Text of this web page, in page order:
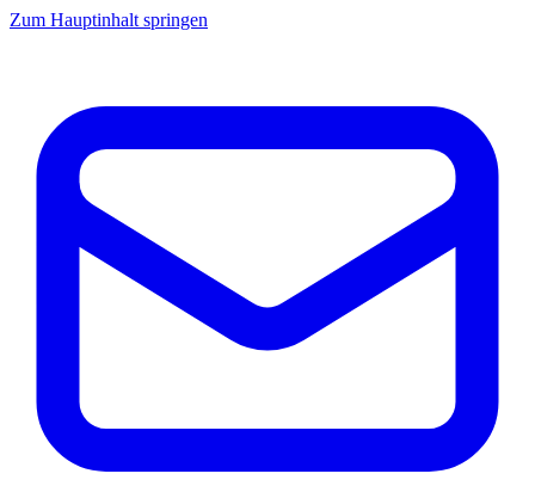
Zum Hauptinhalt springen